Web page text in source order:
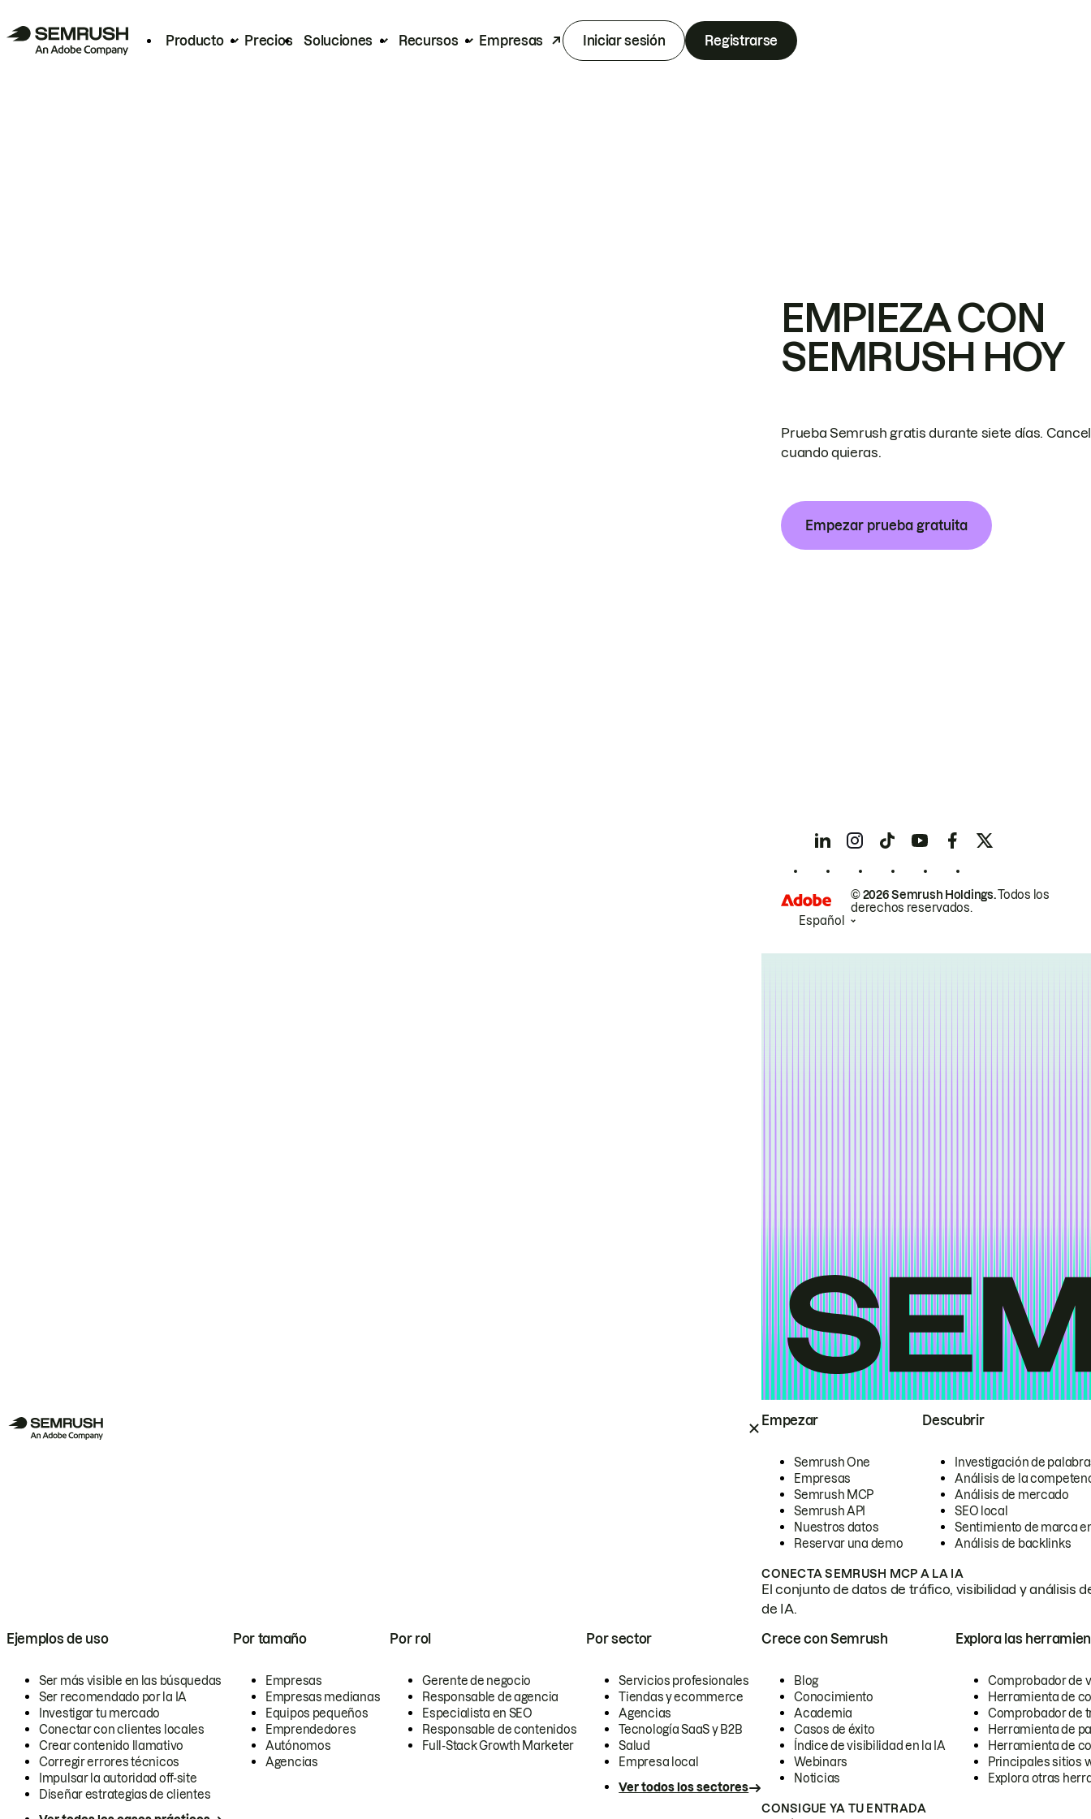
Producto Precios Soluciones Recursos Empresas Iniciar sesión Registrarse
Empezar
Semrush One
Empresas
Semrush MCP
Semrush API
Nuestros datos
Reservar una demo
Descubrir
Investigación de
Análisis de la
Análisis de mercado
SEO local
Sentimiento de marca
Análisis de backlinks
CONECTA SEMRUSH MCP A LA IA
El conjunto de datos de tráfico, visibilidad y análisis
de IA.
Ejemplos de uso
Ser más visible en las búsquedas
Ser recomendado por la IA
Investigar tu mercado
Conectar con clientes locales
Crear contenido llamativo
Corregir errores técnicos
Impulsar la autoridad off-site
Diseñar estrategias de clientes
Por tamaño
Empresas
Empresas medianas
Equipos pequeños
Emprendedores
Autónomos
Agencias
Por rol
Gerente de negocio
Responsable de agencia
Especialista en SEO
Responsable de contenidos
Full-Stack Growth Marketer
Por sector
Servicios profesionales
Tiendas y ecommerce
Agencias
Tecnología SaaS y B2B
Salud
Empresa local
Ver todos los sectores
Crece con Semrush
Blog
Conocimiento
Academia
Casos de éxito
Índice de visibilidad en la IA
Webinars
Noticias
Explora las
Comprobador de
Herramienta de
Comprobador de
Herramienta de
Herramienta de
Principales sitios
Explora otras
CONSIGUE YA TU ENTRADA
EMPIEZA CON
SEMRUSH HOY
Prueba Semrush gratis durante siete días.
cuando quieras.
Empezar prueba gratuita
© 2026 Semrush Holdings.Todos los
derechos reservados.
Español